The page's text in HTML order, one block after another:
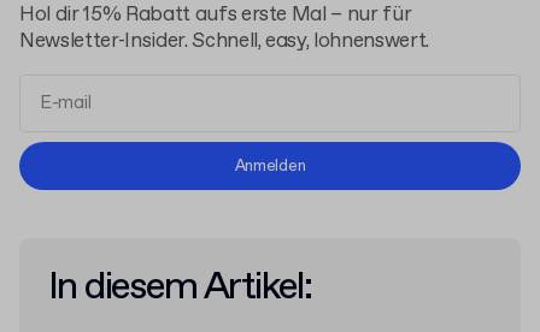
Hol dir 15% Rabatt aufs erste Mal – nur für
Newsletter-Insider. Schnell, easy, lohnenswert.
Allgemeinen Geschäftsbedingungen
Anmelden
In diesem Artikel: